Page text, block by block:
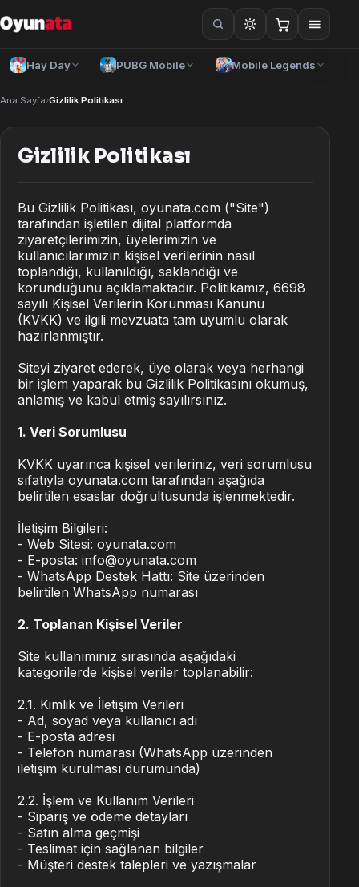
Hay Day PUBG Mobile Mobile Legends
Türkçe— TRY
Azərbaycan dili— AZN
Türkmen dili— TMT
ქართული — GEL
English— USD
Français— EUR
Deutsch— EUR
Polski— PLN
العربية— USD
Русский— RUB
Ana Sayfa›Gizlilik Politikası
Gizlilik Politikası
Bu Gizlilik Politikası, oyunata.com ("Site")
tarafından işletilen dijital platformda
ziyaretçilerimizin, üyelerimizin ve
kullanıcılarımızın kişisel verilerinin nasıl
toplandığı, kullanıldığı, saklandığı ve
korunduğunu açıklamaktadır. Politikamız, 6698
sayılı Kişisel Verilerin Korunması Kanunu
(KVKK) ve ilgili mevzuata tam uyumlu olarak
hazırlanmıştır.
Siteyi ziyaret ederek, üye olarak veya herhangi
bir işlem yaparak bu Gizlilik Politikasını okumuş,
anlamış ve kabul etmiş sayılırsınız.
1. Veri Sorumlusu
KVKK uyarınca kişisel verileriniz, veri sorumlusu
sıfatıyla oyunata.com tarafından aşağıda
belirtilen esaslar doğrultusunda işlenmektedir.
İletişim Bilgileri:
- Web Sitesi: oyunata.com
- E-posta: info@oyunata.com
- WhatsApp Destek Hattı: Site üzerinden
belirtilen WhatsApp numarası
2. Toplanan Kişisel Veriler
Site kullanımınız sırasında aşağıdaki
kategorilerde kişisel veriler toplanabilir:
2.1. Kimlik ve İletişim Verileri
- Ad, soyad veya kullanıcı adı
- E-posta adresi
- Telefon numarası (WhatsApp üzerinden
iletişim kurulması durumunda)
2.2. İşlem ve Kullanım Verileri
- Sipariş ve ödeme detayları
- Satın alma geçmişi
- Teslimat için sağlanan bilgiler
- Müşteri destek talepleri ve yazışmalar